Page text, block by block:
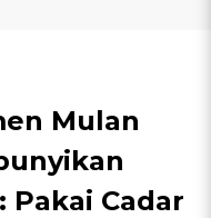
Mulan
Pakai Cadar